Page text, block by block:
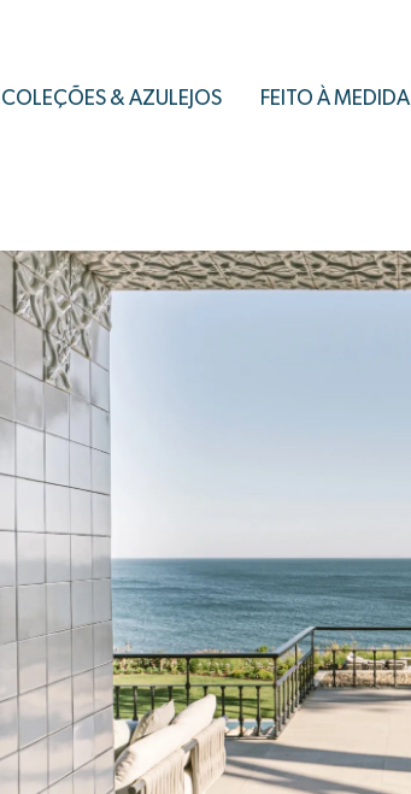
COLEÇÕES & AZULEJOS FEITO À MEDIDA